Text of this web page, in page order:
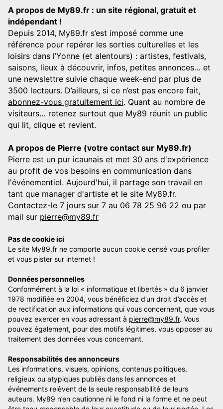
A propos de My89.fr : un site régional, gratuit et
indépendant !
Depuis 2014, My89.fr s’est imposé comme une
référence pour repérer les sorties culturelles et les
loisirs dans l’Yonne (et alentours) : artistes, festivals,
saisons, lieux à découvrir, infos, petites annonces… et
une newslettre suivie chaque week-end par plus de
3500 lecteurs. D’ailleurs, si ce n’est pas encore fait,
abonnez-vous gratuitement ici. Quant au nombre de
visiteurs… retenez surtout que My89 réunit un public
qui lit, clique et revient.
A propos de Pierre (votre contact sur My89.fr)
Pierre est un pur icaunais et met 30 ans d'expérience
au profit de vos besoins en communication dans
l'événementiel. Aujourd'hui, il partage son travail en
tant que manager d'artiste et le site My89.fr.
Contactez-le 7 jours sur 7 au 06 78 25 96 22 ou par
mail sur pierre@my89.fr
Pas de cookie ici
Le site My89.fr ne comporte aucun cookie censé vous profiler
et vous pister sur internet !
Données personnelles
Conformément à la loi « informatique et libertés » du 6 janvier
1978 modifiée en 2004, vous bénéficiez d’un droit d’accès et
de rectification aux informations qui vous concernent, que vous
pouvez exercer en vous adressant à pierre@my89.fr. Vous
pouvez également, pour des motifs légitimes, vous opposer au
traitement des données vous concernant.
Responsabilités des annonceurs
Les informations, visuels, opinions, contenus politiques,
religieux ou atypiques publiés dans les annonces et
événements relèvent de la seule responsabilité de leurs
auteurs. My89 n’en cautionne ni le fond ni la forme et ne peut